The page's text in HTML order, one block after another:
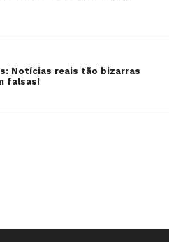
Notícias reais tão bizarras
falsas!